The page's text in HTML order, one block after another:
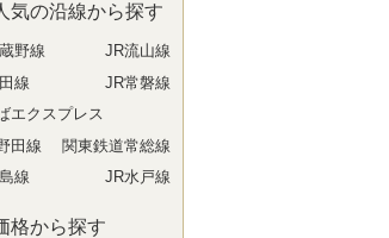
気の沿線から探す
野線
JR流山線
線
JR常磐線
エクスプレス
田線
関東鉄道常総線
線
JR水戸線
格から探す